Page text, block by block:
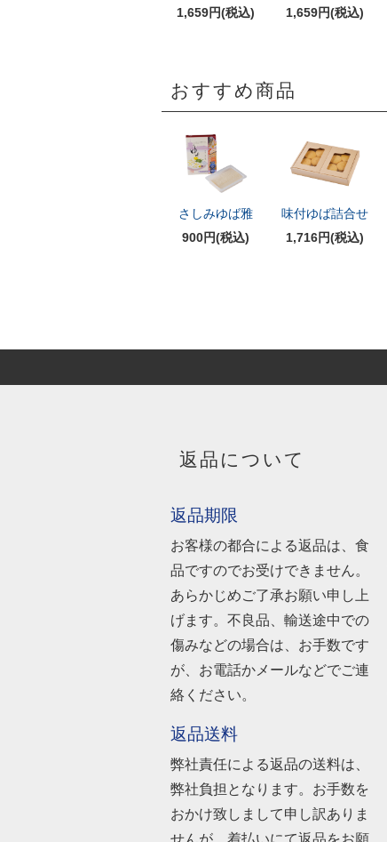
1,659円(税込)
1,659円(税込)
おすすめ商品
さしみゆば雅
900円(税込)
味付ゆば詰合せ
1,716円(税込)
返品について
返品期限
お客様の都合による返品は、食
品ですのでお受けできません。
あらかじめご了承お願い申し上
げます。不良品、輸送途中での
傷みなどの場合は、お手数です
が、お電話かメールなどでご連
絡ください。
返品送料
弊社責任による返品の送料は、
弊社負担となります。お手数を
おかけ致しまして申し訳ありま
せんが、着払いにて返品をお願